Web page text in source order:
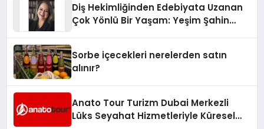
Diş Hekimliğinden Edebiyata Uzanan
Çok Yönlü Bir Yaşam: Yeşim Şahin
Sorbe içecekleri nerelerden satın
alınır?
Anato Tour Turizm Dubai Merkezli
Lüks Seyahat Hizmetleriyle Küresel